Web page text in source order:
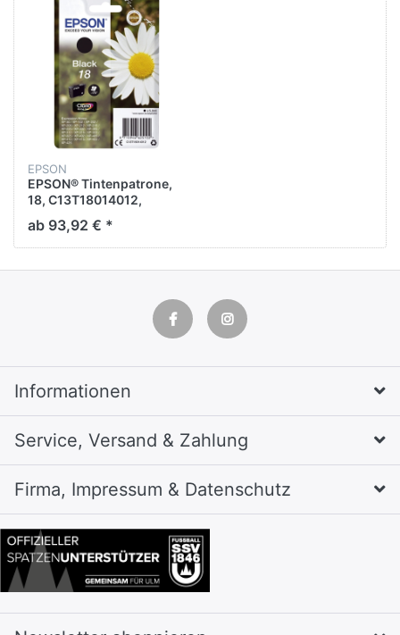
EPSON
EPSON® Tintenpatrone,
18, C13T18014012,
original, schwarz, 5,2 ml,
175 Seiten
ab 93,92 € *
Informationen
Service, Versand & Zahlung
Firma, Impressum & Datenschutz